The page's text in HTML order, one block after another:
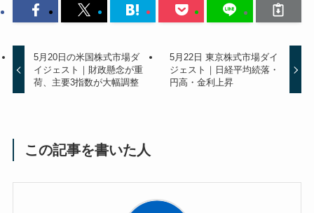
5月20日の米国株式市場ダ
イジェスト｜財政懸念が重
荷、主要3指数が大幅調整
5月22日 東京株式市場ダイ
ジェスト｜日経平均続落・
円高・金利上昇
この記事を書いた人